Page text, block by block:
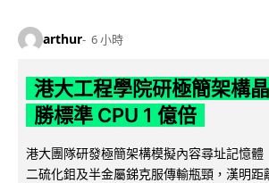
arthur 6 小時
港大工程學院研極簡架構
勝標準 CPU 1 億倍
港大團隊研發極簡架構模擬內容尋址記憶體
二硫化鉬及半金屬銻克服傳輸瓶頸，漢明